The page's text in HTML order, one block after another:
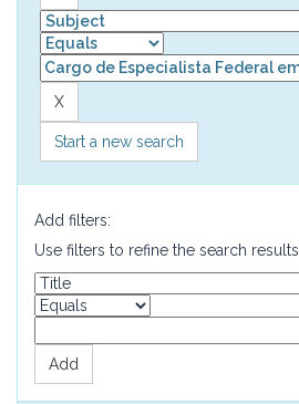
Start a new search
Add filters:
Use filters to refine the search results.